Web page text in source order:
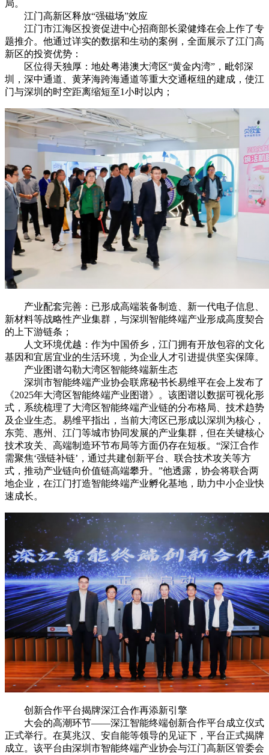
局。
江门高新区释放“强磁场”效应
江门市江海区投资促进中心招商部长梁健烽在会上作了专
题推介。他通过详实的数据和生动的案例，全面展示了江门高
新区的投资优势：
区位得天独厚：地处粤港澳大湾区“黄金内湾”，毗邻深
圳，深中通道、黄茅海跨海通道等重大交通枢纽的建成，使江
门与深圳的时空距离缩短至1小时以内；
产业配套完善：已形成高端装备制造、新一代电子信息、
新材料等战略性产业集群，与深圳智能终端产业形成高度契合
的上下游链条；
人文环境优越：作为中国侨乡，江门拥有开放包容的文化
基因和宜居宜业的生活环境，为企业人才引进提供坚实保障。
产业图谱勾勒大湾区智能终端新生态
深圳市智能终端产业协会联席秘书长易维平在会上发布了
《2025年大湾区智能终端产业图谱》。该图谱以数据可视化形
式，系统梳理了大湾区智能终端产业链的分布格局、技术趋势
及企业生态。易维平指出，当前大湾区已形成以深圳为核心，
东莞、惠州、江门等城市协同发展的产业集群，但在关键核心
技术攻关、高端制造环节布局等方面仍存在短板。“深江合作
需聚焦‘强链补链’，通过共建创新平台、联合技术攻关等方
式，推动产业链向价值链高端攀升。”他透露，协会将联合两
地企业，在江门打造智能终端产业孵化基地，助力中小企业快
速成长。
创新合作平台揭牌深江合作再添新引擎
大会的高潮环节——深江智能终端创新合作平台成立仪式
正式举行。在莫兆汉、安自能等领导的见证下，平台正式揭牌
成立。该平台由深圳市智能终端产业协会与江门高新区管委会